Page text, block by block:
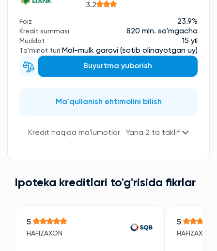
3.2
Foiz 23.9%
Kredit summasi 820 mln. so'mgacha
Muddat 15 yil
Ta'minot turi Mol-mulk garovi (sotib olinayotgan uy)
Buyurtma yuborish
Ma'qullanish ehtimolini bilish
Kredit haqida ma'lumotlar Yana 2 ta taklif
Ipoteka kreditlari to'g'risida fikrlar
5
HAFIZAXON
5
HAFIZAXON